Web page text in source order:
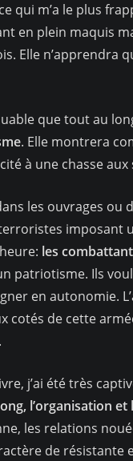
qui m’a le plus
en plein maquis
Elle n’apprendra
que tout au
. Elle montrera
à une chasse aux
les ouvrages ou
imposant
les
patriotisme. Ils
en autonomie.
cotés de cette
j’ai été très
l’organisation et
les relations
de résistante